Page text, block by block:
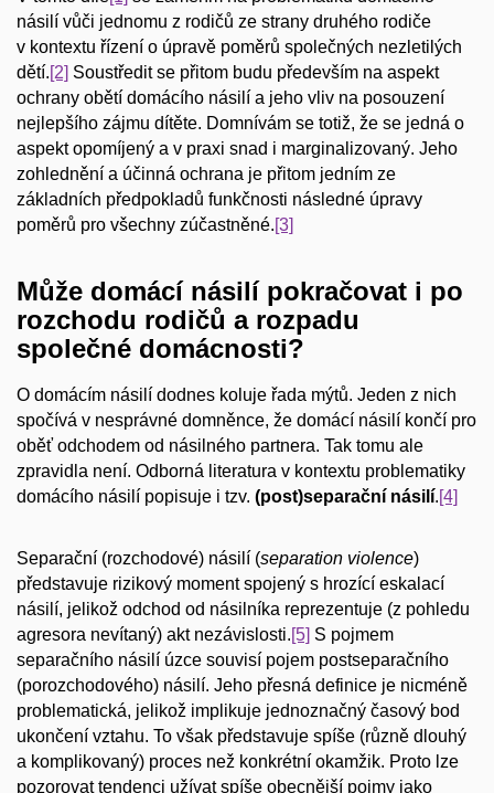
násilí vůči jednomu z rodičů ze strany druhého rodiče
v kontextu řízení o úpravě poměrů společných nezletilých
dětí.[2] Soustředit se přitom budu především na aspekt
ochrany obětí domácího násilí a jeho vliv na posouzení
nejlepšího zájmu dítěte. Domnívám se totiž, že se jedná o
aspekt opomíjený a v praxi snad i marginalizovaný. Jeho
zohlednění a účinná ochrana je přitom jedním ze
základních předpokladů funkčnosti následné úpravy
poměrů pro všechny zúčastněné.[3]
Může domácí násilí pokračovat i po
rozchodu rodičů a rozpadu
společné domácnosti?
O domácím násilí dodnes koluje řada mýtů. Jeden z nich
spočívá v nesprávné domněnce, že domácí násilí končí pro
oběť odchodem od násilného partnera. Tak tomu ale
zpravidla není. Odborná literatura v kontextu problematiky
domácího násilí popisuje i tzv. (post)separační násilí.[4]
Separační (rozchodové) násilí (separation violence)
představuje rizikový moment spojený s hrozící eskalací
násilí, jelikož odchod od násilníka reprezentuje (z pohledu
agresora nevítaný) akt nezávislosti.[5] S pojmem
separačního násilí úzce souvisí pojem postseparačního
(porozchodového) násilí. Jeho přesná definice je nicméně
problematická, jelikož implikuje jednoznačný časový bod
ukončení vztahu. To však představuje spíše (různě dlouhý
a komplikovaný) proces než konkrétní okamžik. Proto lze
pozorovat tendenci užívat spíše obecnější pojmy jako